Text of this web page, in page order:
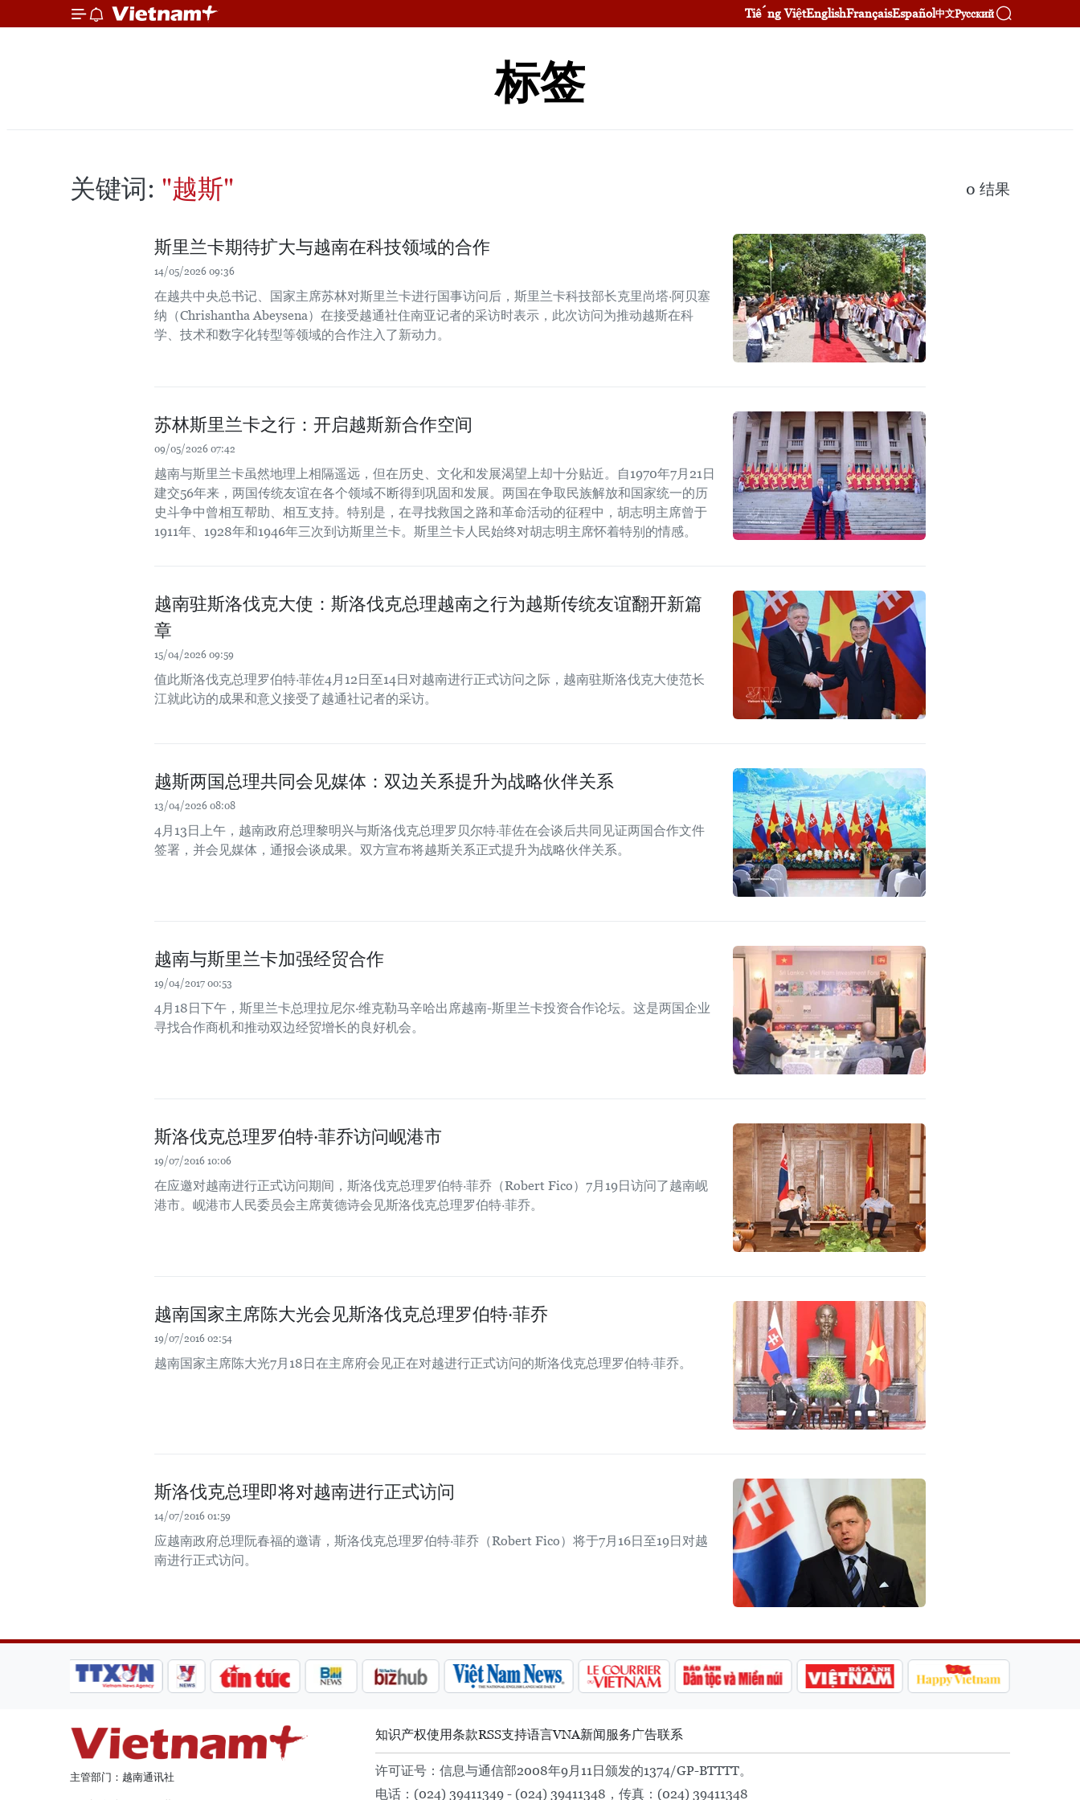
Tiếng ViệtEnglishFrançaisEspañol中文Русский
标签
关键词: "越斯" 0 结果
斯里兰卡期待扩大与越南在科技领域的合作
14/05/2026 09:36
在越共中央总书记、国家主席苏林对斯里兰卡进行国事访问后，斯里兰卡科技部长克里尚塔·阿贝塞
纳（Chrishantha Abeysena）在接受越通社住南亚记者的采访时表示，此次访问为推动越斯在科
学、技术和数字化转型等领域的合作注入了新动力。
苏林斯里兰卡之行：开启越斯新合作空间
09/05/2026 07:42
越南与斯里兰卡虽然地理上相隔遥远，但在历史、文化和发展渴望上却十分贴近。自1970年7月21日
建交56年来，两国传统友谊在各个领域不断得到巩固和发展。两国在争取民族解放和国家统一的历
史斗争中曾相互帮助、相互支持。特别是，在寻找救国之路和革命活动的征程中，胡志明主席曾于
1911年、1928年和1946年三次到访斯里兰卡。斯里兰卡人民始终对胡志明主席怀着特别的情感。
越南驻斯洛伐克大使：斯洛伐克总理越南之行为越斯传统友谊翻开新篇
章
15/04/2026 09:59
值此斯洛伐克总理罗伯特·菲佐4月12日至14日对越南进行正式访问之际，越南驻斯洛伐克大使范长
江就此访的成果和意义接受了越通社记者的采访。
越斯两国总理共同会见媒体：双边关系提升为战略伙伴关系
13/04/2026 08:08
4月13日上午，越南政府总理黎明兴与斯洛伐克总理罗贝尔特·菲佐在会谈后共同见证两国合作文件
签署，并会见媒体，通报会谈成果。双方宣布将越斯关系正式提升为战略伙伴关系。
越南与斯里兰卡加强经贸合作
19/04/2017 00:53
4月18日下午，斯里兰卡总理拉尼尔·维克勒马辛哈出席越南-斯里兰卡投资合作论坛。这是两国企业
寻找合作商机和推动双边经贸增长的良好机会。
斯洛伐克总理罗伯特·菲乔访问岘港市
19/07/2016 10:06
在应邀对越南进行正式访问期间，斯洛伐克总理罗伯特·菲乔（Robert Fico）7月19日访问了越南岘
港市。岘港市人民委员会主席黄德诗会见斯洛伐克总理罗伯特·菲乔。
越南国家主席陈大光会见斯洛伐克总理罗伯特·菲乔
19/07/2016 02:54
越南国家主席陈大光7月18日在主席府会见正在对越进行正式访问的斯洛伐克总理罗伯特·菲乔。
斯洛伐克总理即将对越南进行正式访问
14/07/2016 01:59
应越南政府总理阮春福的邀请，斯洛伐克总理罗伯特·菲乔（Robert Fico）将于7月16日至19日对越
南进行正式访问。
主管部门：越南通讯社
知识产权使用条款RSS支持语言VNA新闻服务广告联系
许可证号：信息与通信部2008年9月11日颁发的1374/GP-BTTTT。
电话：(024) 39411349 - (024) 39411348，传真：(024) 39411348